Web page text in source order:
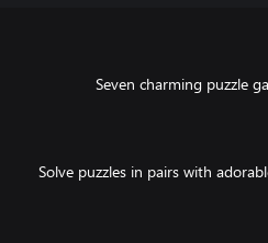
Seven charming puzzle
Solve puzzles in pairs with